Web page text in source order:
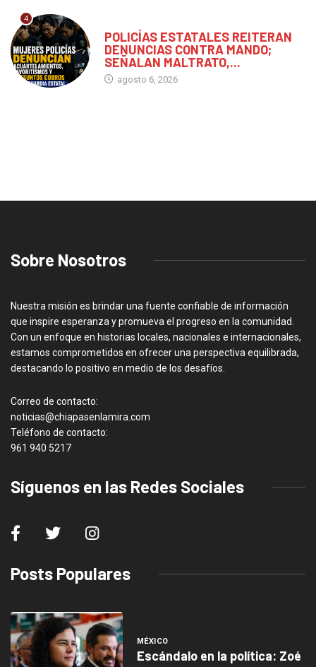
4
POLICÍAS ESTATALES REITERAN
DENUNCIAS CONTRA MANDO;
SEÑALAN MALTRATO,...
agosto 6, 2026
Sobre Nosotros
Nuestra misión es brindar una fuente confiable de información
que inspire esperanza y promueva el progreso en la comunidad.
Con un enfoque en historias locales, nacionales e internacionales,
estamos comprometidos en ofrecer una perspectiva equilibrada,
destacando lo positivo en medio de los desafíos.
Correo de contacto:
noticias@chiapasenlamira.com
Teléfono de contacto:
961 940 5217
Síguenos en las Redes Sociales
Posts Populares
MÉXICO
Escándalo en la política: Zoé